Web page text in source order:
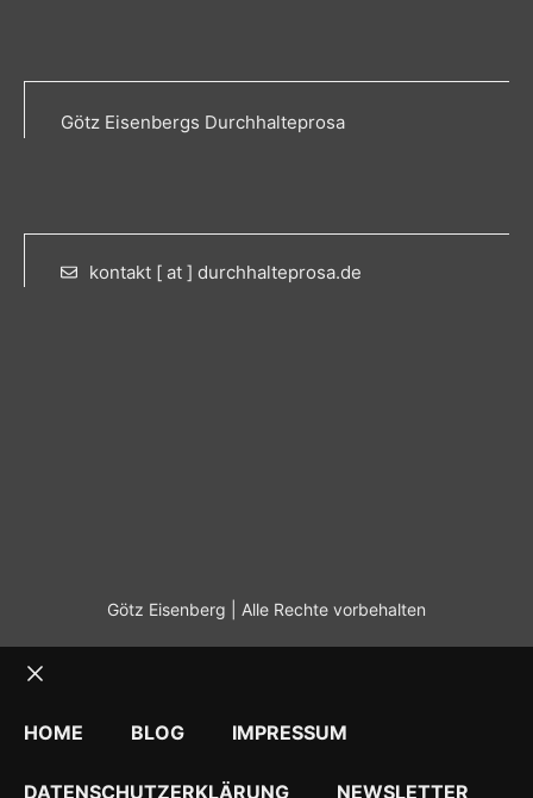
Götz Eisenbergs Durchhalteprosa
kontakt [ at ] durchhalteprosa.de
Götz Eisenberg | Alle Rechte vorbehalten
HOME
BLOG IMPRESSUM
DATENSCHUTZERKLÄRUNG NEWSLETTER